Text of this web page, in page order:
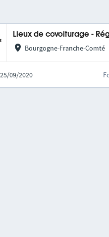
Lieux de covoiturage -
Bourgogne-Franche-Comté
09/2020